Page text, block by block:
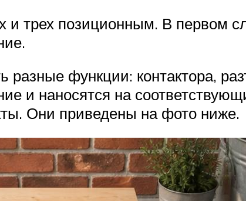
трех позиционным. В первом
разные функции: контактора,
и наносятся на
Они приведены на фото ниже.